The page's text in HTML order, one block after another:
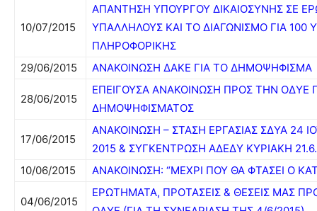
10/07/2015
ΑΠΑΝΤΗΣΗ ΥΠΟΥΡΓΟΥ ΔΙΚΑΙΟΣΥΝΗΣ ΣΕ
ΥΠΑΛΛΗΛΟΥΣ ΚΑΙ ΤΟ ΔΙΑΓΩΝΙΣΜΟ ΓΙΑ 100
ΠΛΗΡΟΦΟΡΙΚΗΣ
29/06/2015
ΑΝΑΚΟΙΝΩΣΗ ΔΑΚΕ ΓΙΑ ΤΟ ΔΗΜΟΨΗΦΙΣΜΑ
28/06/2015
ΕΠΕΙΓΟΥΣΑ ΑΝΑΚΟΙΝΩΣΗ ΠΡΟΣ ΤΗΝ ΟΔΥΕ
ΔΗΜΟΨΗΦΙΣΜΑΤΟΣ
17/06/2015
ΑΝΑΚΟΙΝΩΣΗ – ΣΤΑΣΗ ΕΡΓΑΣΙΑΣ ΣΔΥΑ 24
2015 & ΣΥΓΚΕΝΤΡΩΣΗ ΑΔΕΔΥ ΚΥΡΙΑΚΗ
10/06/2015
ΑΝΑΚΟΙΝΩΣΗ: “ΜΕΧΡΙ ΠΟΥ ΘΑ ΦΤΑΣΕΙ Ο
04/06/2015
ΕΡΩΤΗΜΑΤΑ, ΠΡΟΤΑΣΕΙΣ & ΘΕΣΕΙΣ ΜΑΣ